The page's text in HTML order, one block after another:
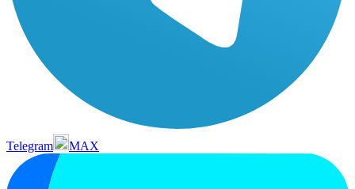
Telegram MAX